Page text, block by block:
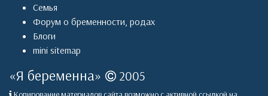
Семья
Форум о бременности, родах
Блоги
mini sitemap
«Я беременна» 2005